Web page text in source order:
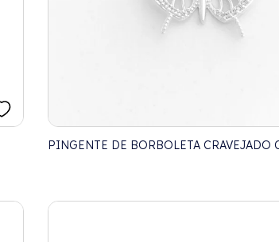
PINGENTE DE BORBOLETA CRAVEJADO